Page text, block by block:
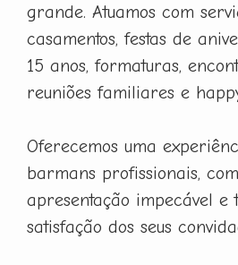
grande. Atuamos com
casamentos, festas de
15 anos, formaturas,
reuniões familiares e
Oferecemos uma
barmans profissionais,
apresentação impecável e
satisfação dos seus